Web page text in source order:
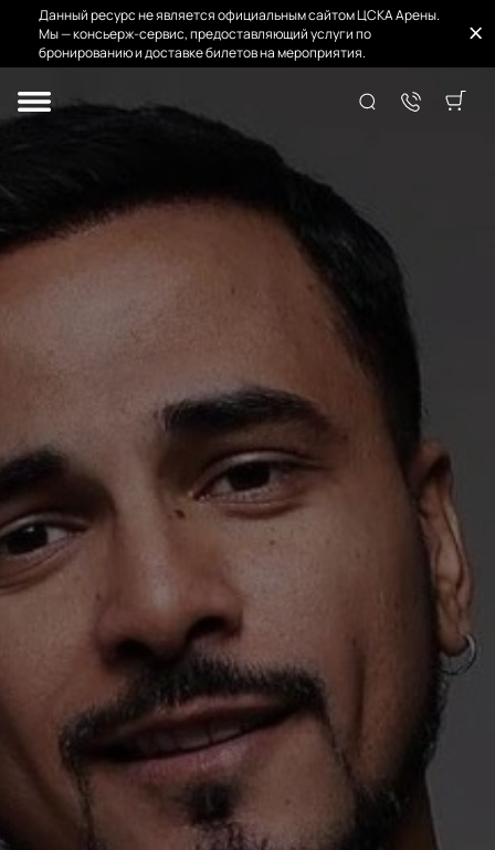
Данный ресурс не является официальным сайтом ЦСКА Арены.
Мы — консьерж-сервис, предоставляющий услуги по
бронированию и доставке билетов на мероприятия.